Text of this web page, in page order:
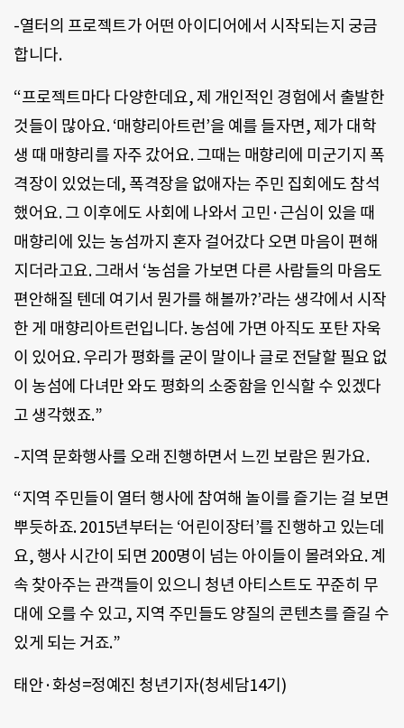
-열터의 프로젝트가 어떤 아이디어에서 시작되는지 궁금
합니다.
“프로젝트마다 다양한데요, 제 개인적인 경험에서 출발한
것들이 많아요. ‘매향리아트런’을 예를 들자면, 제가 대학
생 때 매향리를 자주 갔어요. 그때는 매향리에 미군기지 폭
격장이 있었는데, 폭격장을 없애자는 주민 집회에도 참석
했어요. 그 이후에도 사회에 나와서 고민·근심이 있을 때
매향리에 있는 농섬까지 혼자 걸어갔다 오면 마음이 편해
지더라고요. 그래서 ‘농섬을 가보면 다른 사람들의 마음도
편안해질 텐데 여기서 뭔가를 해볼까?’라는 생각에서 시작
한 게 매향리아트런입니다. 농섬에 가면 아직도 포탄 자욱
이 있어요. 우리가 평화를 굳이 말이나 글로 전달할 필요 없
이 농섬에 다녀만 와도 평화의 소중함을 인식할 수 있겠다
고 생각했죠.”
-지역 문화행사를 오래 진행하면서 느낀 보람은 뭔가요.
“지역 주민들이 열터 행사에 참여해 놀이를 즐기는 걸 보면
뿌듯하죠. 2015년부터는 ‘어린이장터’를 진행하고 있는데
요, 행사 시간이 되면 200명이 넘는 아이들이 몰려와요. 계
속 찾아주는 관객들이 있으니 청년 아티스트도 꾸준히 무
대에 오를 수 있고, 지역 주민들도 양질의 콘텐츠를 즐길 수
있게 되는 거죠.”
태안·화성=정예진 청년기자(청세담14기)